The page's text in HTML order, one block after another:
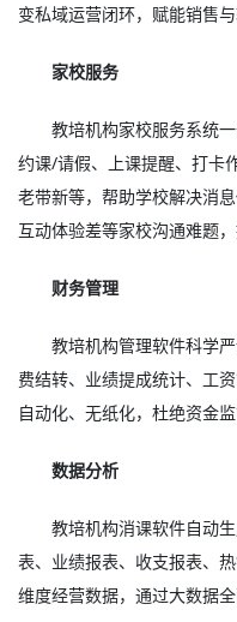
变私域运营闭环，赋能销售
家校服务
教培机构家校服务系统
约课/请假、上课提醒、打卡
老带新等，帮助学校解决消
互动体验差等家校沟通难题
财务管理
教培机构管理软件科学
费结转、业绩提成统计、工
自动化、无纸化，杜绝资金
数据分析
教培机构消课软件自动
表、业绩报表、收支报表、
维度经营数据，通过大数据